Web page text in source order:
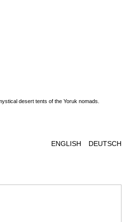
desert tents of the Yoruk nomads.
ENGLISH DEUTSCH